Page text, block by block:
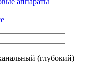
(глубокий)